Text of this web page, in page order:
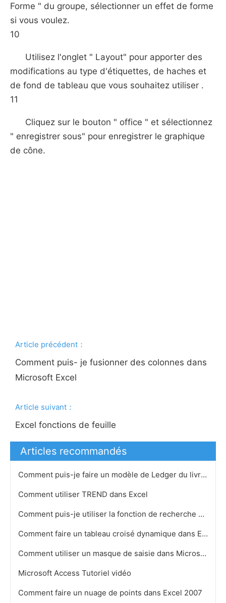
Forme " du groupe, sélectionner un effet de forme
si vous voulez.
10
Utilisez l'onglet " Layout" pour apporter des
modifications au type d'étiquettes, de haches et
de fond de tableau que vous souhaitez utiliser .
11
Cliquez sur le bouton " office " et sélectionnez
" enregistrer sous" pour enregistrer le graphique
de cône.
Article précédent：
Comment puis- je fusionner des colonnes dans
Microsoft Excel
Article suivant：
Excel fonctions de feuille
Articles recommandés
Comment puis-je faire un modèle de Ledger du livre dans Excel pour Mac
Comment utiliser TREND dans Excel
Comment puis-je utiliser la fonction de recherche dans Excel
Comment faire un tableau croisé dynamique dans Excel 2007
Comment utiliser un masque de saisie dans Microsoft Access
Microsoft Access Tutoriel vidéo
Comment faire un nuage de points dans Excel 2007